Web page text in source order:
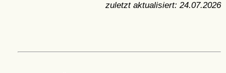
zuletzt aktualisiert: 24.07.2026